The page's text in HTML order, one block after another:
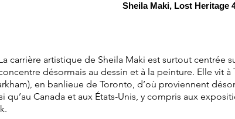
Sheila Maki, Lost Heritage
carrière artistique de Sheila Maki est surtout centrée
désormais au dessin et à la peinture. Elle vit
en banlieue de Toronto, d’où proviennent
qu’au Canada et aux États-Unis, y compris aux